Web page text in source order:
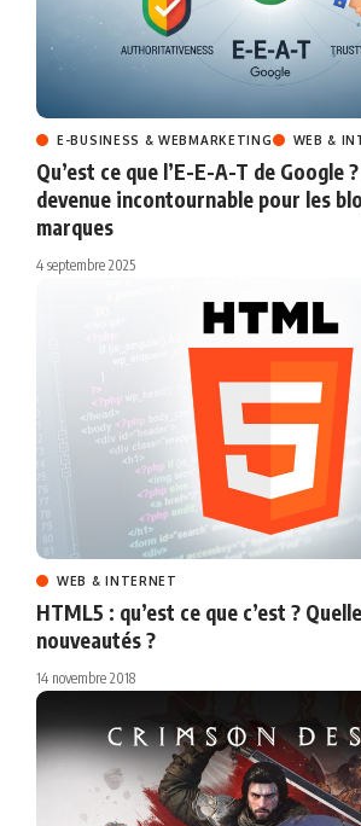
E-BUSINESS & WEBMARKETING WEB &
Qu’est ce que l’E-E-A-T de Google
devenue incontournable pour les
marques
4 septembre 2025
WEB & INTERNET
HTML5 : qu’est ce que c’est ?
nouveautés ?
14 novembre 2018